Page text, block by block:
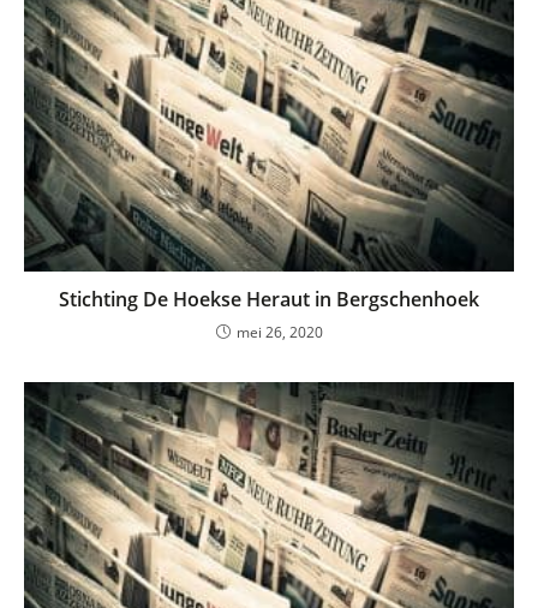
Stichting De Hoekse Heraut in Bergschenhoek
mei 26, 2020